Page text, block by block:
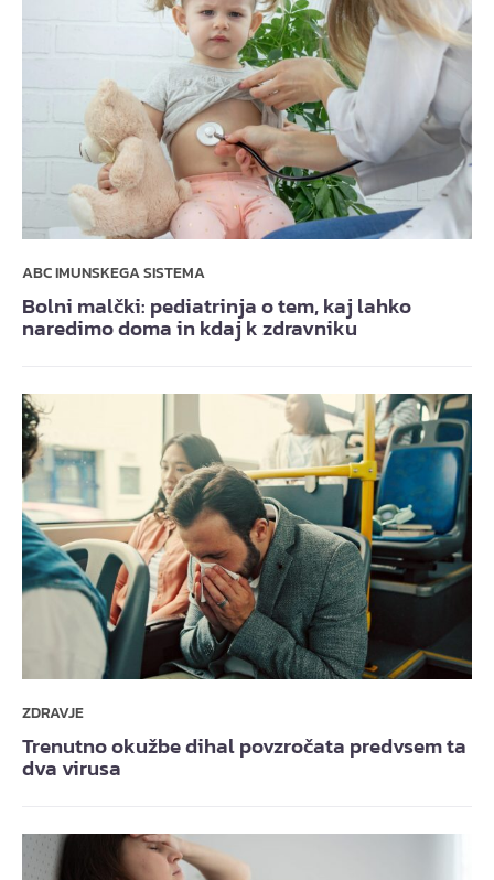
ABC IMUNSKEGA SISTEMA
Bolni malčki: pediatrinja o tem, kaj lahko
naredimo doma in kdaj k zdravniku
ZDRAVJE
Trenutno okužbe dihal povzročata predvsem ta
dva virusa